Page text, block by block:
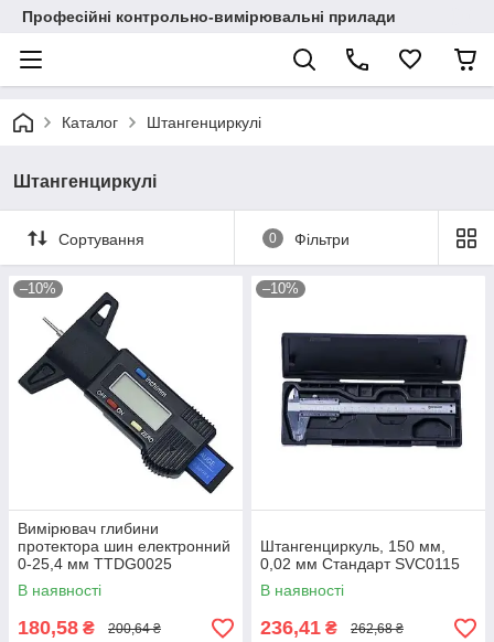
Професійні контрольно-вимірювальні прилади
Каталог Штангенциркулі
Штангенциркулі
Сортування 0 Фільтри
–10%
Вимірювач глибини
протектора шин електронний
0-25,4 мм TTDG0025
В наявності
180,58 ₴ 200,64 ₴
–10%
Штангенциркуль, 150 мм,
0,02 мм Стандарт SVC0115
В наявності
236,41 ₴ 262,68 ₴